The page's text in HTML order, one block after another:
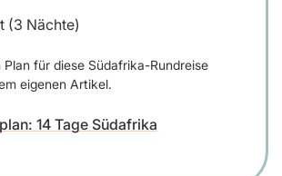
(3 Nächte)
Plan für diese Südafrika-Rundreise
eigenen Artikel.
14 Tage Südafrika